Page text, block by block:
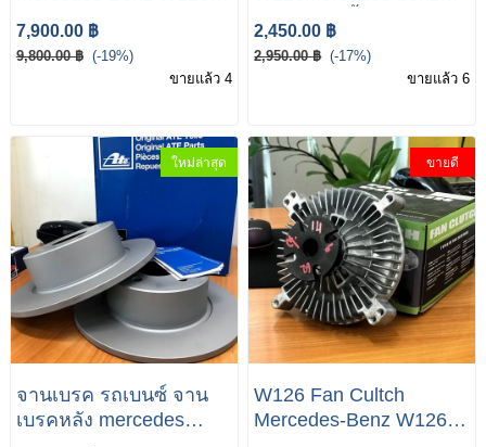
280S 380 500SEL
Evaporator
7,900.00 ฿
9,800.00 ฿ (-19%)
ขายแล้ว 4
กระป๋องพักน้ำ(ถังพักหม้อ
น้ำ) ถังพักน้ำ W126 280
380SEL 500SEL
2,450.00 ฿
2,950.00 ฿ (-17%)
ขายแล้ว 6
ใหม่ล่าสุด
จานเบรค รถเบนซ์ จาน
เบรคหลัง mercedes
ขายดี
W126 Fan Cultch
Mercedes-Benz W126